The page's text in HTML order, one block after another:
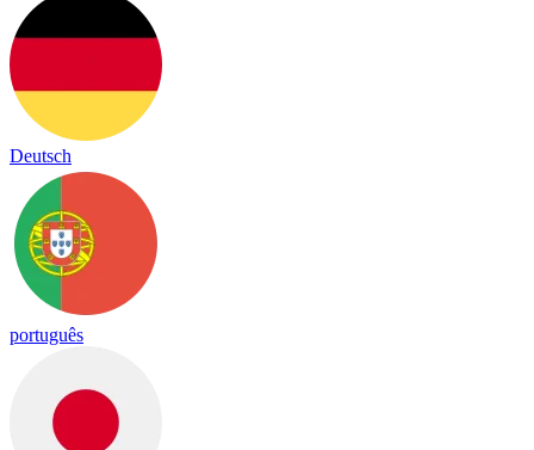
Deutsch
português